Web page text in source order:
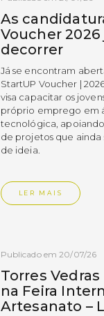
As
Voucher 2026
decorrer
Já se encontram
StartUP Voucher |
visa capacitar os
próprio emprego em
tecnológica,
de projetos que
de ideia.
LER MAIS
Publicado em 20/07/26
Torres
na Feira
Artesanato –